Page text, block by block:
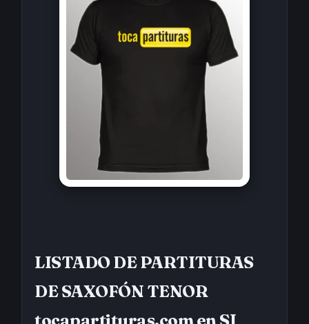
LISTADO DE PARTITURAS
DE SAXOFÓN TENOR